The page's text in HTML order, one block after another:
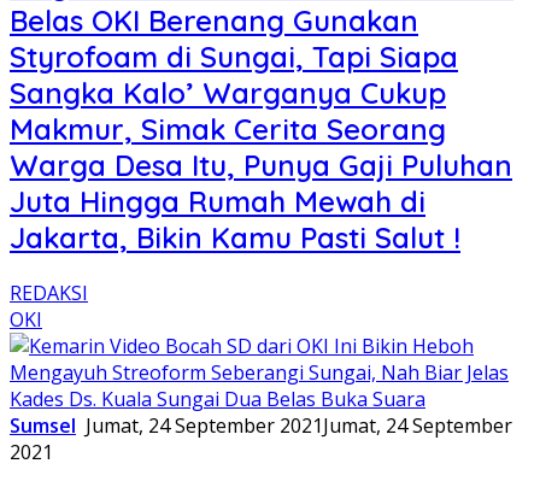
Belas OKI Berenang Gunakan
Styrofoam di Sungai, Tapi Siapa
Sangka Kalo’ Warganya Cukup
Makmur, Simak Cerita Seorang
Warga Desa Itu, Punya Gaji Puluhan
Juta Hingga Rumah Mewah di
Jakarta, Bikin Kamu Pasti Salut !
REDAKSI
OKI
Sumsel Jumat, 24 September 2021Jumat, 24 September
2021